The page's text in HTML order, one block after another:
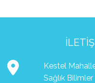
Kestel
Sağlık